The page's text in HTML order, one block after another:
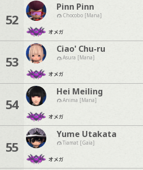
52
Pinn Pinn
Chocobo [Mana]
オメガ
53
Ciao' Chu-ru
Asura [Mana]
オメガ
54
Hei Meiling
Anima [Mana]
オメガ
55
Yume Utakata
Tiamat [Gaia]
オメガ